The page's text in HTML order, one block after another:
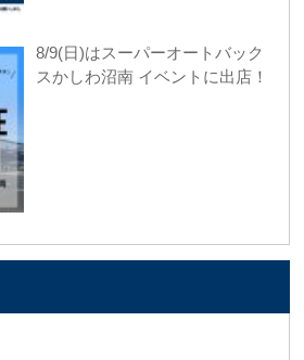
8/9(日)はスーパーオートバック
スかしわ沼南 イベントに出店！